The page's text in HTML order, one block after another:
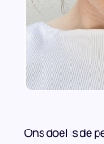
Ons doel is de